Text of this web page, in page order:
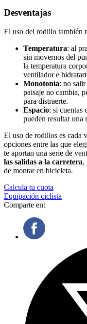
Desventajas
El uso del rodillo también
Temperatura: al
sin movernos del
la temperatura
ventilador e
Monotonía: no
paisaje no cambia,
para distraerte.
Espacio: si cuentas
pueden resultar una
El uso de rodillos es cada
opciones entre las que
te aportan una serie de
las salidas a la carretera,
de montar en bicicleta.
Calcula tu cuota
Equipación ciclista
Comparte en: